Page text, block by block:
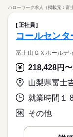
ハローワーク求人（掲載元：富
正社員
コールセンタ
富士山ＧＸホールデ
山梨県富士
就業時間１
その他